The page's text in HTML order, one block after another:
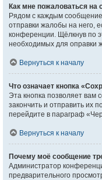
Как мне пожаловаться на
Рядом с каждым
отправки жалобы на него,
конференции. Щёлкнув по
необходимых для оправки
Вернуться к началу
Что означает кнопка
Эта кнопка позволяет вам
закончить и отправить их
перейдите в параграф
Вернуться к началу
Почему моё сообщение
Администратор
предварительного